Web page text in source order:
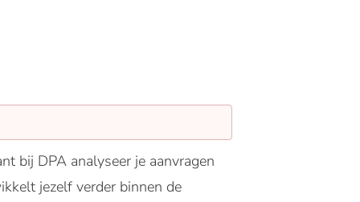
bij DPA analyseer je aanvragen
jezelf verder binnen de